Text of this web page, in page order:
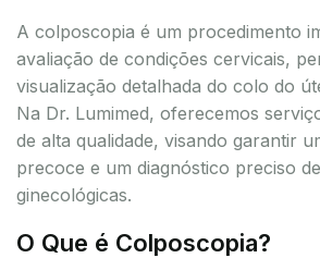
A colposcopia é um procedimento
avaliação de condições cervicais,
visualização detalhada do colo do
Na Dr. Lumimed, oferecemos
de alta qualidade, visando garantir
precoce e um diagnóstico preciso
ginecológicas.
O Que é Colposcopia?